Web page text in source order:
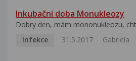
Inkubační doba Monukleozy
Dobry den, mám mononukleozu,
Infekce
31.5.2017 Gabriela